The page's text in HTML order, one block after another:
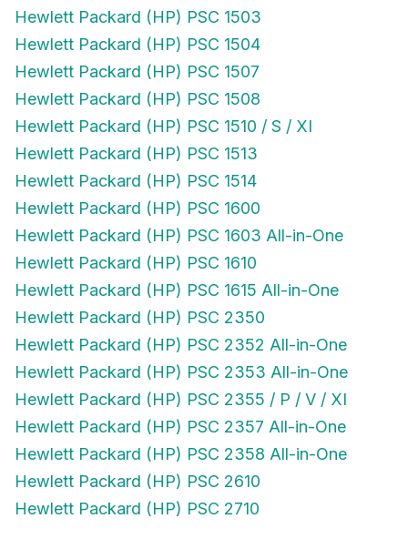
Hewlett Packard (HP) PSC 1503
Hewlett Packard (HP) PSC 1504
Hewlett Packard (HP) PSC 1507
Hewlett Packard (HP) PSC 1508
Hewlett Packard (HP) PSC 1510 / S / XI
Hewlett Packard (HP) PSC 1513
Hewlett Packard (HP) PSC 1514
Hewlett Packard (HP) PSC 1600
Hewlett Packard (HP) PSC 1603 All-in-One
Hewlett Packard (HP) PSC 1610
Hewlett Packard (HP) PSC 1615 All-in-One
Hewlett Packard (HP) PSC 2350
Hewlett Packard (HP) PSC 2352 All-in-One
Hewlett Packard (HP) PSC 2353 All-in-One
Hewlett Packard (HP) PSC 2355 / P / V / XI
Hewlett Packard (HP) PSC 2357 All-in-One
Hewlett Packard (HP) PSC 2358 All-in-One
Hewlett Packard (HP) PSC 2610
Hewlett Packard (HP) PSC 2710